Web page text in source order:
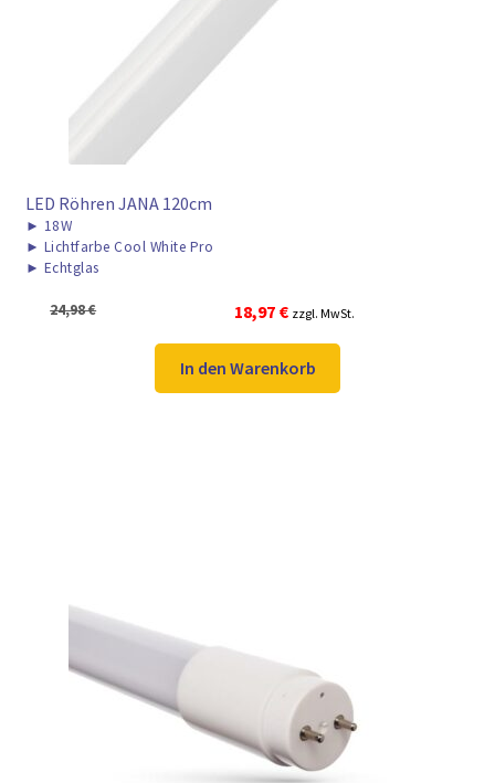
► VERSANDARTEN
LED Röhren JANA 120cm
► 18W
► Lichtfarbe Cool White Pro
► Echtglas
24,98€
Ursprünglicher
Preis
war:
24,98 €
18,97 €Aktueller
Preis
ist:
18,97 €.
zzgl. MwSt.
In den Warenkorb